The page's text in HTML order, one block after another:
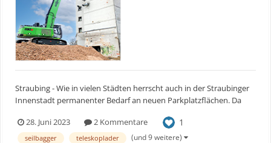
Straubing - Wie in vielen Städten herrscht auch in der Straubinger
Innenstadt permanenter Bedarf an neuen Parkplatzflächen. Da
Neben dem Bahnhofsgelände befand sich ein nicht mehr
genutztes Lagerhaus-Silo, das nun vom SENNNEBOGEN Abbr...
28. Juni 2023 2 Kommentare 1
seilbagger teleskoplader (und 9 weitere)